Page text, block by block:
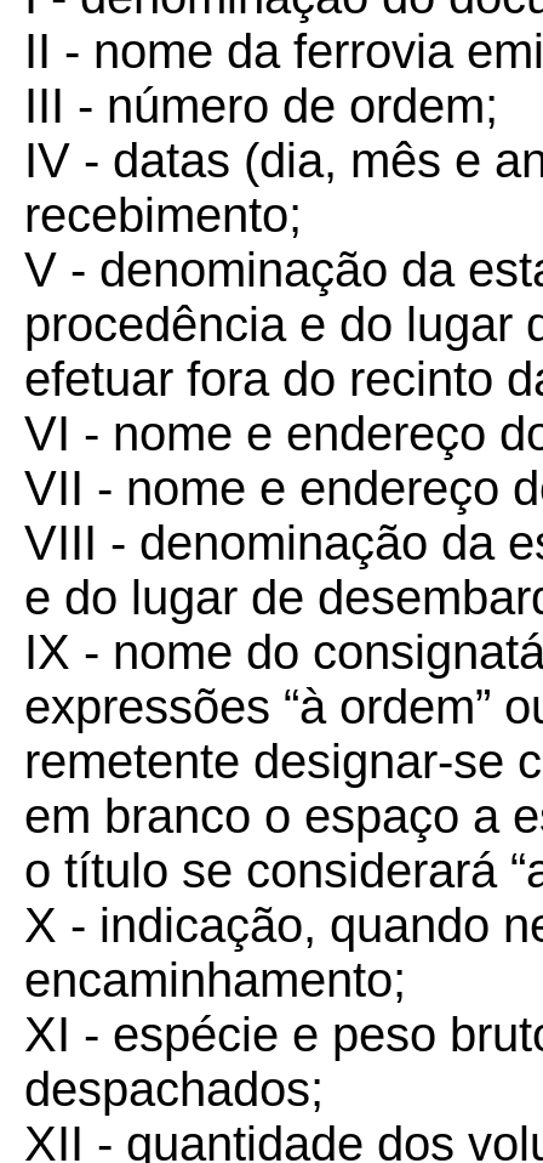
II - nome da ferrovia
III - número de ordem;
IV - datas (dia, mês e
recebimento;
V - denominação da
procedência e do lugar
efetuar fora do recinto
VI - nome e endereço
VII - nome e endereço
VIII - denominação da
e do lugar de
IX - nome do
expressões “à ordem”
remetente designar-se
em branco o espaço a
o título se considerará
X - indicação, quando
encaminhamento;
XI - espécie e peso
despachados;
XII - quantidade dos